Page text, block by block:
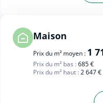
Maison
Prix du m² moyen : 1
Prix du m² bas :685 €
Prix du m² haut :2 647 €